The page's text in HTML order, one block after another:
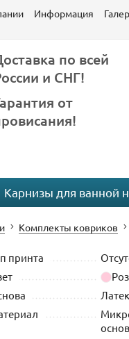
Информация
по всей
и СНГ!
от
Карнизы для ванной
Комплекты ковриков
принта